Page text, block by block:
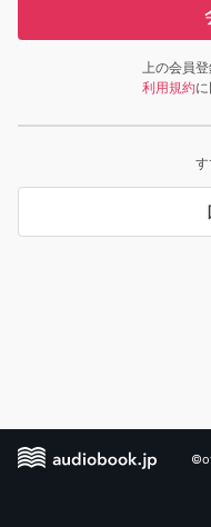
上の会員
利用規約